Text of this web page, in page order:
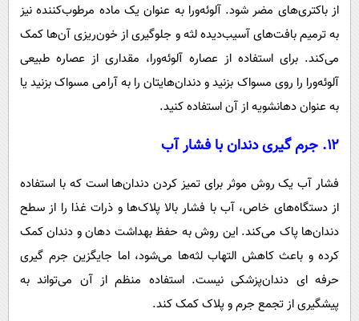
از باکتری‌های مضر شود. آلوئه‌ورا به عنوان یک ماده مرطوب‌کننده نیز
به ترمیم بافت‌های آسیب‌دیده لثه و جلوگیری از خون‌ریزی آن‌ها کمک
می‌کند. برای استفاده از عصاره آلوئه‌ورا، مقداری از عصاره طبیعی
آلوئه‌ورا را روی مسواک بزنید و دندان‌هایتان را به آرامی مسواک بزنید یا
به عنوان دهانشویه از آن استفاده کنید.
۱۲. جرم گیری دندان با فشار آب
فشار آب یک روش موثر برای تمیز کردن دندان‌ها است که با استفاده
از دستگاه‌های خاص، آب با فشار بالا پلاک‌ها و ذرات غذا را از سطح
دندان‌ها پاک می‌کند. این روش به حفظ بهداشت دهان و دندان کمک
کرده و باعث کاهش التهاب لثه‌ها می‌شود، اما جایگزین جرم گیری
حرفه ای دندان‌پزشکی نیست. استفاده منظم از آن می‌تواند به
پیشگیری از تجمع جرم و پلاک کمک کند.